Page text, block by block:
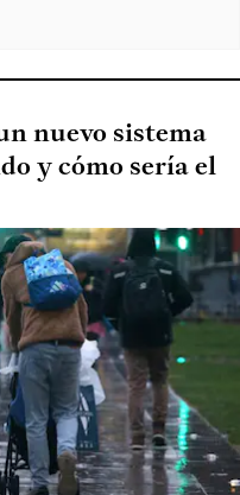
nuevo sistema
y cómo sería el